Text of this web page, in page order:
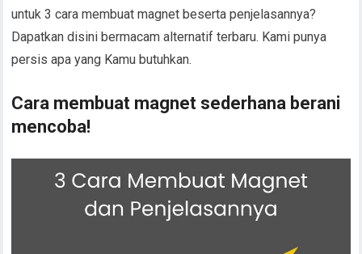
untuk 3 cara membuat magnet beserta penjelasannya?
Dapatkan disini bermacam alternatif terbaru. Kami punya
persis apa yang Kamu butuhkan.
Cara membuat magnet sederhana berani
mencoba!